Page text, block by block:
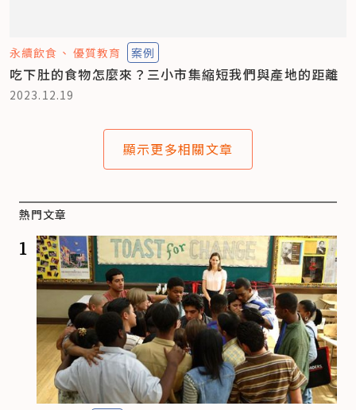
永續飲食 優質教育 案例
吃下肚的食物怎麼來？三小市集縮短我們與產地的距離
2023.12.19
顯示更多相關文章
熱門文章
1